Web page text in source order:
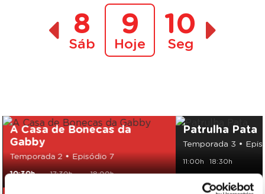
8
Sáb
9
Hoje
10
Seg
A Casa de Bonecas da
Gabby
Temporada 2 • Episódio 7
10:30h 17:30h 18:00h
Patrulha Pata
Temporada 3 •
11:00h 18:30h